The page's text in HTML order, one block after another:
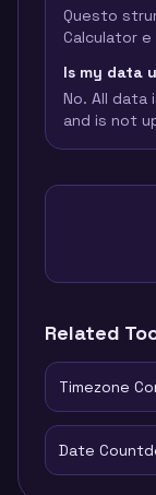
Questo
Calculator
Is my data
No. All data
and is not
Related
Timezone
Date